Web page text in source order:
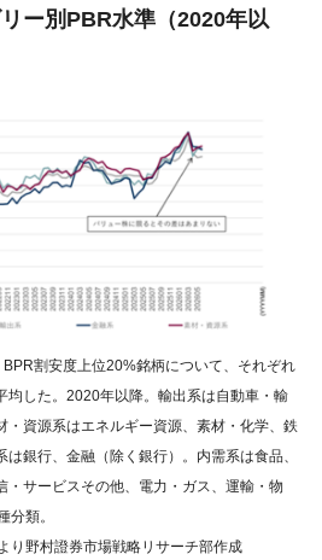
ー別PBR水準（2020年以
BPR割安度上位20%銘柄について、それぞれ
均した。2020年以降。輸出系は自動車・輸
・資源系はエネルギー資源、素材・化学、鉄
銀行、金融（除く銀行）。内需系は食品、
・サービスその他、電力・ガス、運輸・物
分類。
り野村證券市場戦略リサーチ部作成